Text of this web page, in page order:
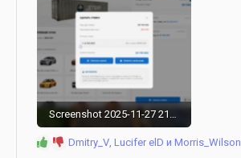
1.5 MB · Просмотры: 1,572
Р
Dmitry_V, Lucifer elD и Morris_Wilson